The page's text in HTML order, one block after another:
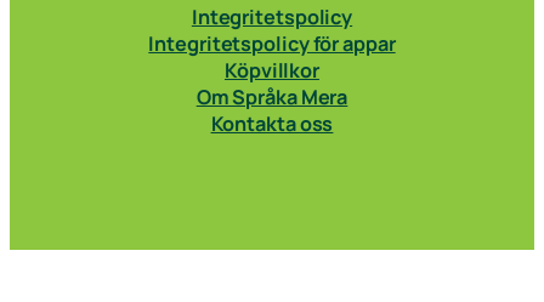
Integritetspolicy
Integritetspolicy för appar
Köpvillkor
Om Språka Mera
Kontakta oss